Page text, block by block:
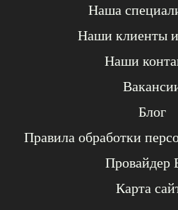
Наша
Наши клиенты
Наши
Блог
Правила обработки
Провайдер
Карта